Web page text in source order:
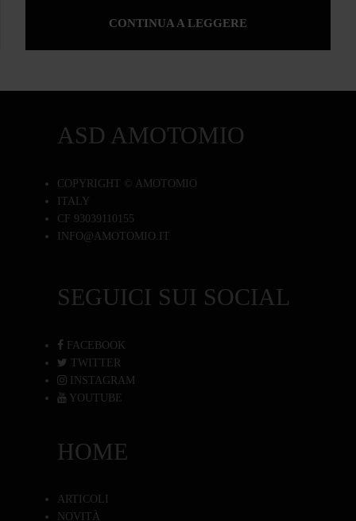
CONTINUA A LEGGERE
ASD AMOTOMIO
COPYRIGHT © AMOTOMIO
ITALY
CF 93039110155
INFO@AMOTOMIO.IT
SEGUICI SUI SOCIAL
FACEBOOK
TWITTER
INSTAGRAM
YOUTUBE
HOME
ARTICOLI
NOVITÀ